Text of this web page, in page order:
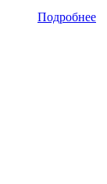
Подробнее